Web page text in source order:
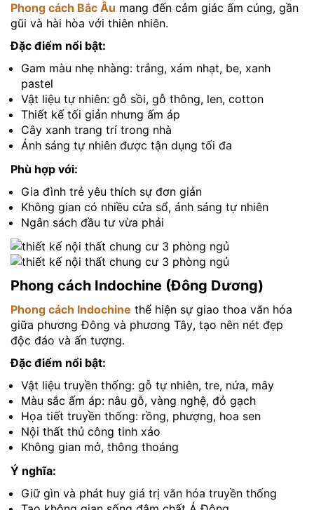
Phong cách Bắc Âu mang đến cảm giác ấm cúng, gần
gũi và hài hòa với thiên nhiên.
Đặc điểm nổi bật:
Gam màu nhẹ nhàng: trắng, xám nhạt, be, xanh
pastel
Vật liệu tự nhiên: gỗ sồi, gỗ thông, len, cotton
Thiết kế tối giản nhưng ấm áp
Cây xanh trang trí trong nhà
Ánh sáng tự nhiên được tận dụng tối đa
Phù hợp với:
Gia đình trẻ yêu thích sự đơn giản
Không gian có nhiều cửa sổ, ánh sáng tự nhiên
Ngân sách đầu tư vừa phải
Phong cách Indochine (Đông Dương)
Phong cách Indochine thể hiện sự giao thoa văn hóa
giữa phương Đông và phương Tây, tạo nên nét đẹp
độc đáo và ấn tượng.
Đặc điểm nổi bật:
Vật liệu truyền thống: gỗ tự nhiên, tre, nứa, mây
Màu sắc ấm áp: nâu gỗ, vàng nghệ, đỏ gạch
Họa tiết truyền thống: rồng, phượng, hoa sen
Nội thất thủ công tinh xảo
Không gian mở, thông thoáng
Ý nghĩa:
Giữ gìn và phát huy giá trị văn hóa truyền thống